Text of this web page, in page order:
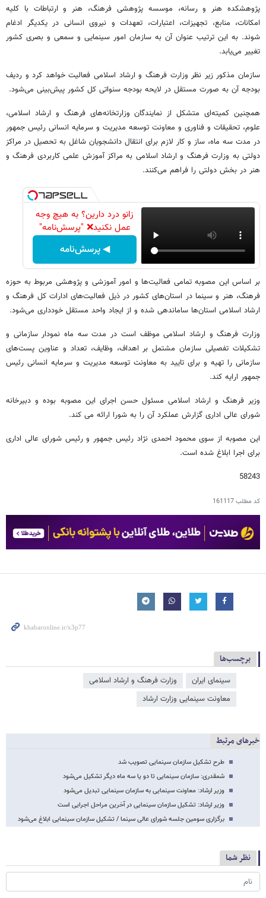
پژوهشکده هنر و رسانه، موسسه پژوهشی فرهنگ، هنر و ارتباطات با کلیه
امکانات، منابع،‌ تجهیزات، ‌اعتبارات، ‌تعهدات و نیروی انسانی در یکدیگر ادغام
شوند. به این ترتیب عنوان آن به سازمان امور سینمایی و سمعی و بصری کشور
تغییر می‌یابد.
سازمان مذکور زیر نظر وزارت فرهنگ و ارشاد اسلامی فعالیت خواهد کرد و ردیف
بودجه آن به صورت مستقل در لایحه بودجه سنواتی کل کشور پیش‌بینی می‌شود.
همچنین کمیته‌ای متشکل از نمایندگان وزارتخانه‌های فرهنگ و ارشاد اسلامی،
‌علوم، تحقیقات و فناوری و معاونت توسعه مدیریت و سرمایه انسانی رئیس جمهور
در مدت سه ماه، ساز و کار لازم برای انتقال دانشجویان شاغل به تحصیل در مراکز
دولتی به وزارت فرهنگ و ارشاد اسلامی به مراکز آموزش علمی ‌کاربردی فرهنگ و
هنر در بخش دولتی را فراهم می‌کنند.
زانو درد دارین؟ به هیچ وجه
عمل نکنید❌ "پرسش‌نامه"
◀ پرسش‌نامه
بر اساس این مصوبه تمامی فعالیت‌ها و امور آموزشی و پژوهشی مربوط به حوزه
فرهنگ، ‌هنر و سینما در استان‌های کشور در ذیل فعالیت‌های ادارات کل فرهنگ و
ارشاد اسلامی استان‌ها ساماندهی شده و از ایجاد واحد مستقل خودداری می‌شود.
وزارت فرهنگ و ارشاد اسلامی موظف است در مدت سه ماه نمودار سازمانی و
تشکیلات تفصیلی سازمان مشتمل بر اهداف، وظایف، ‌تعداد و عناوین پست‌های
سازمانی را تهیه و برای تایید به معاونت توسعه مدیریت و سرمایه انسانی رئیس
جمهور ارایه کند.
وزیر فرهنگ و ارشاد اسلامی مسئول حسن اجرای این مصوبه بوده و دبیرخانه
شورای عالی اداری گزارش عملکرد آن را به شورا ارائه می کند.
این مصوبه از سوی محمود احمدی نژاد رئیس جمهور و رئیس شورای عالی اداری
برای اجرا ابلاغ شده است.
58243
کد مطلب161117
برچسب‌ها
سینمای ایران
وزارت فرهنگ و ارشاد اسلامی
معاونت سینمایی وزارت ارشاد
خبرهای مرتبط
طرح تشکیل سازمان سینمایی تصویب شد
شمقدری: سازمان سینمایی تا دو یا سه ماه دیگر تشکیل می‌شود
وزیر ارشاد: معاونت سینمایی به سازمان سینمایی تبدیل می‌شود
وزیر ارشاد: تشکیل سازمان سینمایی در آخرین مراحل اجرایی است
برگزاری سومین جلسه‌ شورای عالی سینما / تشکیل سازمان سینمایی ابلاغ می‌شود
نظر شما